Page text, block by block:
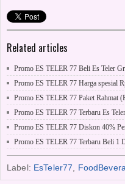
Related articles
Promo ES TELER 77 Beli Es Teler
Promo ES TELER 77 Harga spesial
Promo ES TELER 77 Paket Rahmat
Promo ES TELER 77 Terbaru Es
Promo ES TELER 77 Diskon 40%
Promo ES TELER 77 Terbaru Beli 1
Label: EsTeler77